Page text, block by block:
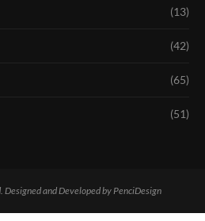
(13)
(42)
(65)
(51)
Designed and Developed by PenciDesign